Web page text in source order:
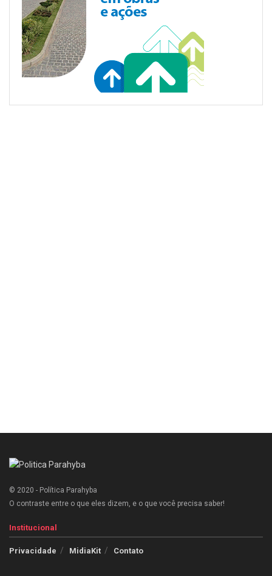
© 2020 - Política Parahyba
O contraste entre o que eles dizem, e o que você precisa saber!
Institucional
Privacidade MidiaKit Contato